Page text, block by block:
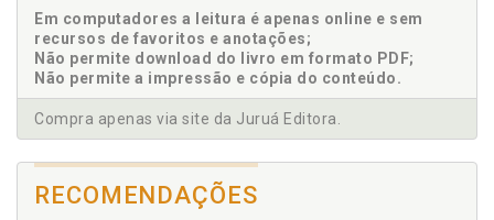
E
Emprego. Fim de licença maternidade, hora de
buscar um emprego (que não exija hora extra), p. 65
Engravidei por recomendação médica, p. 19
Erros. Você vai errar e está tudo bem, p. 31
Esse tal acolhimento materno, p. 107
Eu acolho, tu acolhes, ela acolhe, p. 129
Eu não sou esse tipo de mãe, p. 99
Em computadores a leitura é apenas online e sem
recursos de favoritos e anotações;
Não permite download do livro em formato PDF;
Não permite a impressão e cópia do conteúdo.
Compra apenas via site da Juruá Editora.
RECOMENDAÇÕES